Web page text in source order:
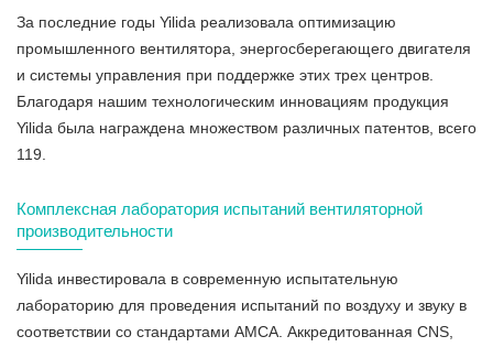
За последние годы Yilida реализовала оптимизацию
промышленного вентилятора, энергосберегающего двигателя
и системы управления при поддержке этих трех центров.
Благодаря нашим технологическим инновациям продукция
Yilida была награждена множеством различных патентов, всего
119.
Комплексная лаборатория испытаний вентиляторной
производительности
Yilida инвестировала в современную испытательную
лабораторию для проведения испытаний по воздуху и звуку в
соответствии со стандартами AMCA. Аккредитованная CNS,